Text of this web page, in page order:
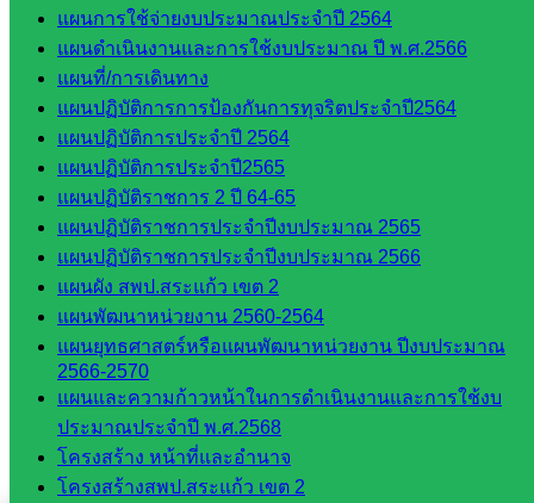
แผนการใช้จ่ายงบประมาณประจำปี 2564
แผนดำเนินงานและการใช้งบประมาณ ปี พ.ศ.2566
แผนที่/การเดินทาง
แผนปฏิบัติการการป้องกันการทุจริตประจำปี2564
แผนปฏิบัติการประจำปี 2564
แผนปฏิบัติการประจำปี2565
แผนปฏิบัติราชการ 2 ปี 64-65
แผนปฏิบัติราชการประจำปีงบประมาณ 2565
แผนปฏิบัติราชการประจำปีงบประมาณ 2566
แผนผัง สพป.สระแก้ว เขต 2
แผนพัฒนาหน่วยงาน 2560-2564
แผนยุทธศาสตร์หรือแผนพัฒนาหน่วยงาน ปีงบประมาณ
2566-2570
แผนและความก้าวหน้าในการดำเนินงานและการใช้งบ
ประมาณประจำปี พ.ศ.2568
โครงสร้าง หน้าที่และอำนาจ
โครงสร้างสพป.สระแก้ว เขต 2
สอบถามได้นะคะ
Line
Tel 037-232263:
Messenger
Facebook